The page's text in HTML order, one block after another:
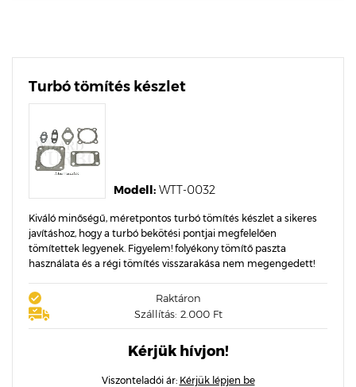
Turbó tömítés készlet
Modell: WTT-0032
Kiváló minőségű, méretpontos turbó tömítés készlet a sikeres
javításhoz, hogy a turbó bekötési pontjai megfelelően
tömítettek legyenek. Figyelem! folyékony tömítő paszta
használata és a régi tömítés visszarakása nem megengedett!
Raktáron
Szállítás: 2.000 Ft
Kérjük hívjon!
Viszonteladói ár: Kérjük lépjen be